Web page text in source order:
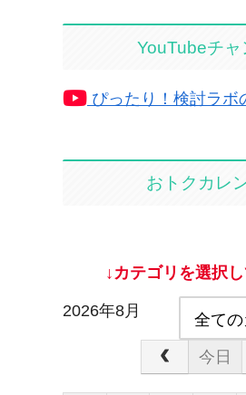
YouTubeチャ
ぴったり！検討ラボ
おトクカレ
↓カテゴリを選択
2026年8月
今日